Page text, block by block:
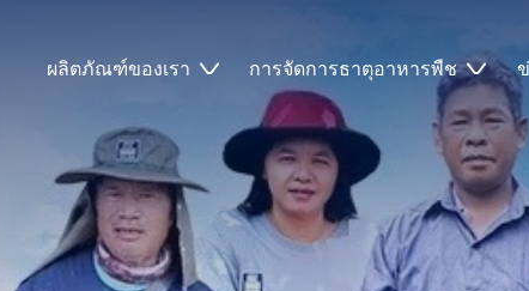
ผลิตภัณฑ์ของเรา การจัดการธาตุอาหารพืช